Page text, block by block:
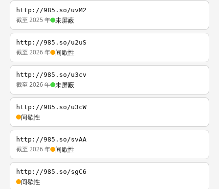
http://985.so/uvM2
截至 2025 年 未屏蔽
http://985.so/u2uS
截至 2026 年 间歇性
http://985.so/u3cv
截至 2026 年 未屏蔽
http://985.so/u3cW
间歇性
http://985.so/svAA
截至 2026 年 间歇性
http://985.so/sgC6
间歇性